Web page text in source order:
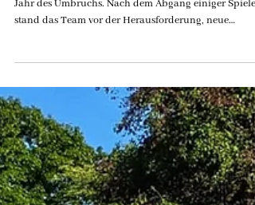
SG 1919 Limburgerhof e.V.
Rückblick & Ausblick - SG
Limburgerhof 1. Mannschaft
Die Saison 2024/25 war für unsere 1. Mannschaft ein
Jahr des Umbruchs. Nach dem Abgang einiger Spieler
stand das Team vor der Herausforderung, neue